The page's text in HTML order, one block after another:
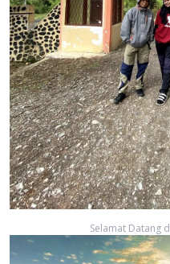
Selamat Datang